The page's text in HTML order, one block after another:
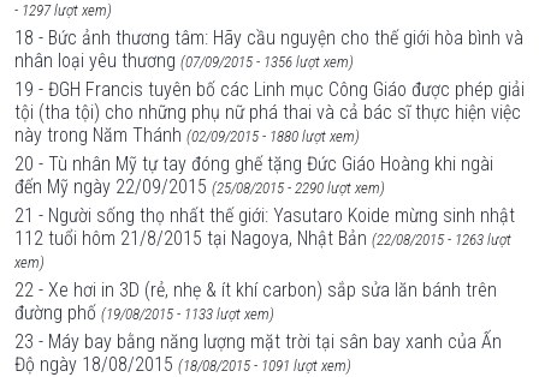
- 1297 lượt xem)
18 - Bức ảnh thương tâm: Hãy cầu nguyện cho thế giới hòa bình và
nhân loại yêu thương (07/09/2015 - 1356 lượt xem)
19 - ĐGH Francis tuyên bố các Linh mục Công Giáo được phép giải
tội (tha tội) cho những phụ nữ phá thai và cả bác sĩ thực hiện việc
này trong Năm Thánh (02/09/2015 - 1880 lượt xem)
20 - Tù nhân Mỹ tự tay đóng ghế tặng Đức Giáo Hoàng khi ngài
đến Mỹ ngày 22/09/2015 (25/08/2015 - 2290 lượt xem)
21 - Người sống thọ nhất thế giới: Yasutaro Koide mừng sinh nhật
112 tuổi hôm 21/8/2015 tại Nagoya, Nhật Bản (22/08/2015 - 1263 lượt
xem)
22 - Xe hơi in 3D (rẻ, nhẹ & ít khí carbon) sắp sửa lăn bánh trên
đường phố (19/08/2015 - 1133 lượt xem)
23 - Máy bay bằng năng lượng mặt trời tại sân bay xanh của Ấn
Độ ngày 18/08/2015 (18/08/2015 - 1091 lượt xem)